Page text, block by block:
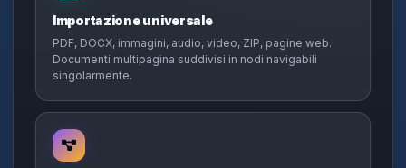
Importazione universale
PDF, DOCX, immagini, audio, video, ZIP, pagine web.
Documenti multipagina suddivisi in nodi navigabili
singolarmente.